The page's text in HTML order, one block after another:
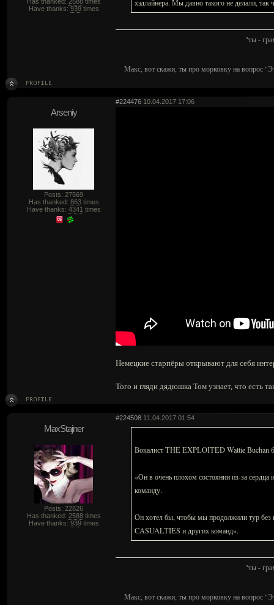
Have thanks: 939times
хэдлайнера. Мы давно такого не делали, так
"ты -
Макс, вот скажи, ты про морковку на вопрос
#224476 10.04.2017 17:06
Arseniy
Posts: 27569
Has thanked: 863times
Have thanks: 4341 times
Немецкие старпёры открывают для себя
Того и гляди дядюшка Том узнает, что есть
#224508 11.04.2017 01:54
MaxStajner
Posts: 22826
Has thanked: 2588times
Have thanks: 939times
Вокалист THE EXPLOITED Wattie Buchan
«Он в очень плохом состоянии из-за
команду.
Он хотел бы, чтобы мы продолжили тур без
CASUALTIES и других команд».
"ты -
Макс, вот скажи, ты про морковку на вопрос